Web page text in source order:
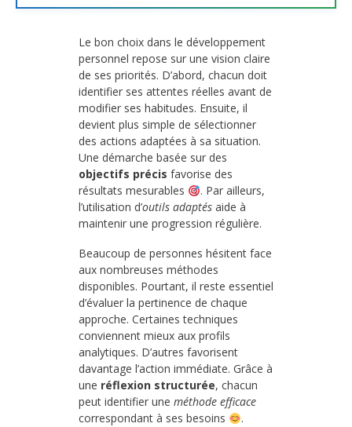
Le bon choix dans le développement
personnel repose sur une vision claire
de ses priorités. D’abord, chacun doit
identifier ses attentes réelles avant de
modifier ses habitudes. Ensuite, il
devient plus simple de sélectionner
des actions adaptées à sa situation.
Une démarche basée sur des
objectifs précis favorise des
résultats mesurables
. Par ailleurs,
l’utilisation d’outils adaptés aide à
maintenir une progression régulière.
Beaucoup de personnes hésitent face
aux nombreuses méthodes
disponibles. Pourtant, il reste essentiel
d’évaluer la pertinence de chaque
approche. Certaines techniques
conviennent mieux aux profils
analytiques. D’autres favorisent
davantage l’action immédiate. Grâce à
une réflexion structurée, chacun
peut identifier une méthode efficace
correspondant à ses besoins
.